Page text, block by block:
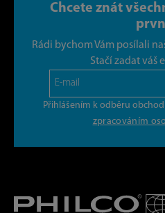
Chcete znát
Rádi bychom Vám posílali
Stačí zadat váš
Přihlášením k odběru
zpracováním